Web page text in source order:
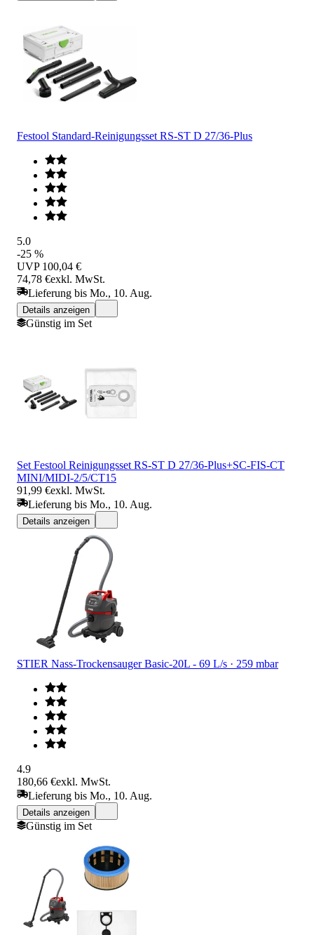
Festool Standard-Reinigungsset RS-ST D 27/36-Plus
5.0
-25 %
UVP 100,04 €
74,78 €exkl. MwSt.
Lieferung bis Mo., 10. Aug.
Details anzeigen
Günstig im Set
Set Festool Reinigungsset RS-ST D 27/36-Plus+SC-FIS-CT
MINI/MIDI-2/5/CT15
91,99 €exkl. MwSt.
Lieferung bis Mo., 10. Aug.
Details anzeigen
STIER Nass-Trockensauger Basic-20L - 69 L/s · 259 mbar
4.9
180,66 €exkl. MwSt.
Lieferung bis Mo., 10. Aug.
Details anzeigen
Günstig im Set